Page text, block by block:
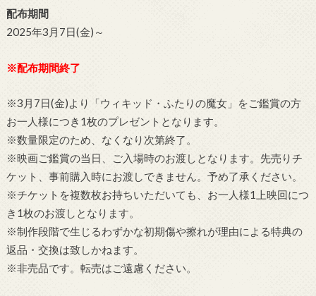
配布期間
2025年3月7日(金)～
※配布期間終了
※3月7日(金)より「ウィキッド・ふたりの魔女」をご鑑賞の方
お一人様につき1枚のプレゼントとなります。
※数量限定のため、なくなり次第終了。
※映画ご鑑賞の当日、ご入場時のお渡しとなります。先売りチ
ケット、事前購入時にお渡しできません。予め了承ください。
※チケットを複数枚お持ちいただいても、お一人様1上映回につ
き1枚のお渡しとなります。
※制作段階で生じるわずかな初期傷や擦れが理由による特典の
返品・交換は致しかねます。
※非売品です。転売はご遠慮ください。